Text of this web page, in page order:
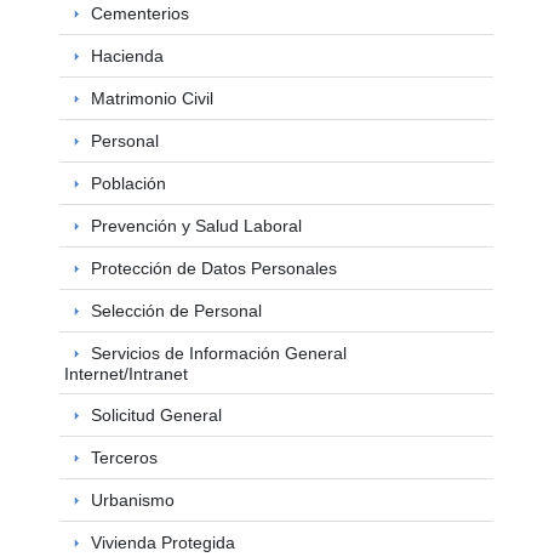
Cementerios
Hacienda
Matrimonio Civil
Personal
Población
Prevención y Salud Laboral
Protección de Datos Personales
Selección de Personal
Servicios de Información General
Internet/Intranet
Solicitud General
Terceros
Urbanismo
Vivienda Protegida